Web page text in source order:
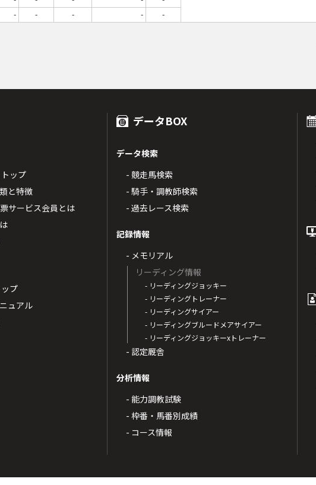
- - - - -
ップ
と特徴
サービス会員とは
プ
ュアル
データBOX
データ検索
- 競走馬検索
- 騎手・調教師検索
- 過去レース検索
記録情報
- メモリアル
リーディング情報
- リーディングジョッキー
- リーディングトレーナー
- リーディングサイアー
- リーディングブルードメアサイアー
- リーディングジョッキーxトレーナー
- 認定厩舎
分析情報
- 能力調教試験
- 枠番・馬番別成績
- コース情報